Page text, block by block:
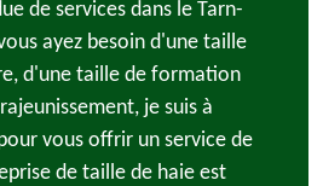
de services dans le Tarn-
ayez besoin d'une taille
d'une taille de formation
je suis à
vous offrir un service de
de taille de haie est